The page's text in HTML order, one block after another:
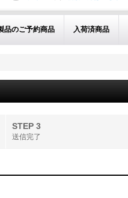
品のご予約商品 入荷済商品
STEP 3
送信完了